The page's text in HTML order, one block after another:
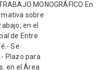
MONOGRÁFICO En
sobre
en el
de Entre
Se
Plazo para
en el Área